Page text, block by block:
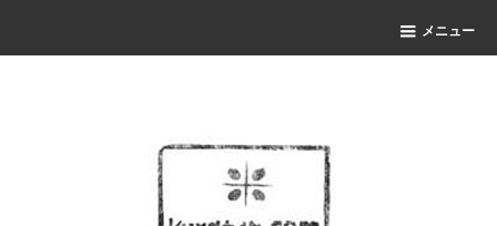
メニュー